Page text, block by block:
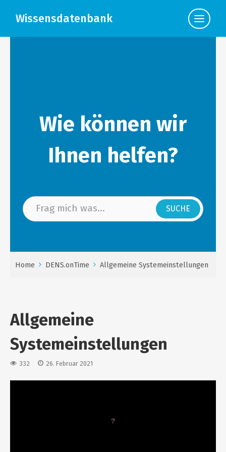
Wissensdatenbank
Klicke
hier,
um
Wie können wir
Ihnen helfen?
Home DENS.onTime Allgemeine Systemeinstellungen
Allgemeine
Systemeinstellungen
332 26. Februar 2021